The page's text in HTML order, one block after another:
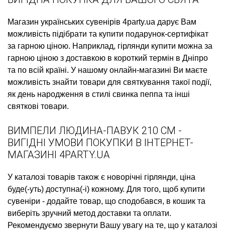
Магазин українських сувенірів 4party.ua дарує Вам
можливість підібрати та купити подарунок-сертифікат
за гарною ціною. Наприклад, гірлянди купити можна за
гарною ціною з доставкою в короткий термін в Дніпро
та по всій країні. У нашому онлайн-магазині Ви маєте
можливість знайти товари для святкування такої події,
як день народження в стилі свинка пеппа та інші
святкові товари.
ВИМПЕЛИ ЛЮДИНА-ПАВУК 210 СМ -
ВИГІДНІ УМОВИ ПОКУПКИ В ІНТЕРНЕТ-
МАГАЗИНІ 4PARTY.UA
У каталозі товарів також є новорічні гірлянди, ціна
буде(-уть) доступна(-і) кожному. Для того, щоб купити
сувеніри - додайте товар, що сподобався, в кошик та
виберіть зручний метод доставки та оплати.
Рекомендуємо звернути Вашу увагу на те, що у каталозі